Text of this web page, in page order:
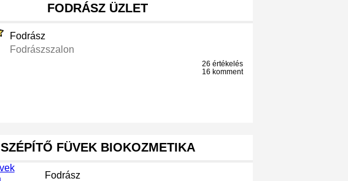
FODRÁSZ ÜZLET
Fodrász
Fodrászszalon
26 értékelés
16 komment
SZÉPÍTŐ FÜVEK BIOKOZMETIKA
Fodrász